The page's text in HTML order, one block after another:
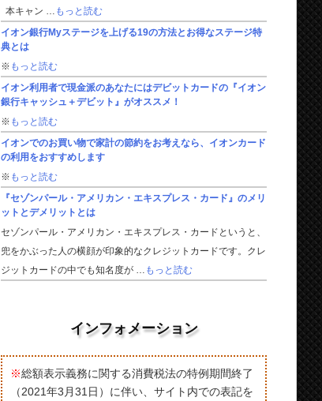
本キャン …
もっと読む
イオン銀行Myステージを上げる19の方法とお得なステージ特
典とは
※ もっと読む
イオン利用者で現金派のあなたにはデビットカードの『イオン
銀行キャッシュ＋デビット』がオススメ！
※ もっと読む
イオンでのお買い物で家計の節約をお考えなら、イオンカード
の利用をおすすめします
※ もっと読む
『セゾンパール・アメリカン・エキスプレス・カード』のメリ
ットとデメリットとは
セゾンパール・アメリカン・エキスプレス・カードというと、
兜をかぶった人の横顔が印象的なクレジットカードです。クレ
ジットカードの中でも知名度が …
もっと読む
インフォメーション
※総額表示義務に関する消費税法の特例期間終了
（2021年3月31日）に伴い、サイト内での表記を